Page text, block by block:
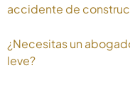
accidente de
¿Necesitas un
leve?